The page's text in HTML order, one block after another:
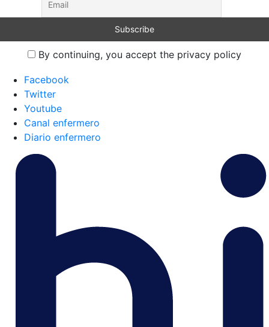
By continuing, you accept the privacy policy
Facebook
Twitter
Youtube
Canal enfermero
Diario enfermero